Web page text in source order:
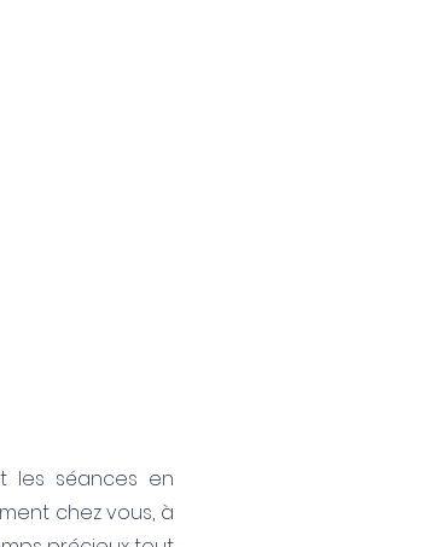
les séances en
chez vous, à